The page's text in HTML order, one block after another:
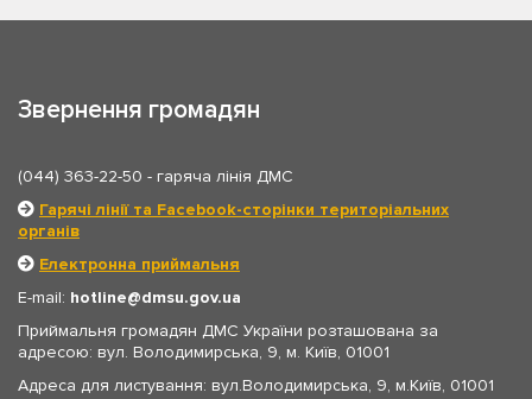
Звернення громадян
(044) 363-22-50 - гаряча лінія ДМС
Гарячі лінії та Facebook-сторінки територіальних
органів
Електронна приймальня
E-mail: hotline
dmsu.gov.ua
Приймальня громадян ДМС України розташована за
адресою: вул. Володимирська, 9, м. Київ, 01001
Адреса для листування: вул.Володимирська, 9, м.Київ, 01001